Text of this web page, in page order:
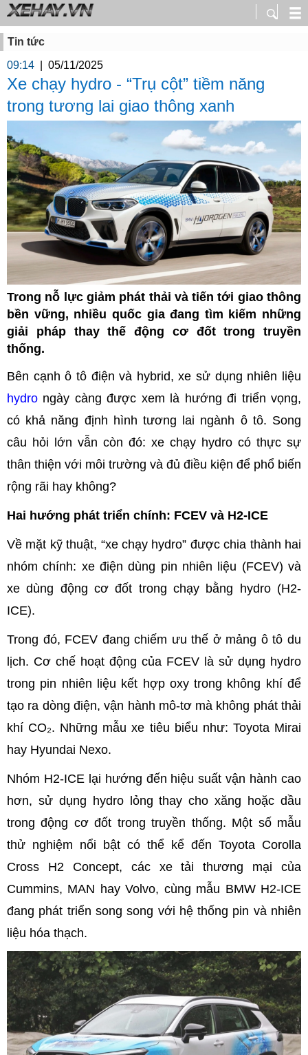
Tin tức
09:14
05/11/2025
Xe chạy hydro - “Trụ cột” tiềm năng
trong tương lai giao thông xanh
Trong nỗ lực giảm phát thải và tiến tới giao thông
bền vững, nhiều quốc gia đang tìm kiếm những
giải pháp thay thế động cơ đốt trong truyền
thống.
Bên cạnh ô tô điện và hybrid, xe sử dụng nhiên liệu
hydro ngày càng được xem là hướng đi triển vọng,
có khả năng định hình tương lai ngành ô tô. Song
câu hỏi lớn vẫn còn đó: xe chạy hydro có thực sự
thân thiện với môi trường và đủ điều kiện để phổ biến
rộng rãi hay không?
Hai hướng phát triển chính: FCEV và H2-ICE
Về mặt kỹ thuật, “xe chạy hydro” được chia thành hai
nhóm chính: xe điện dùng pin nhiên liệu (FCEV) và
xe dùng động cơ đốt trong chạy bằng hydro (H2-
ICE).
Trong đó, FCEV đang chiếm ưu thế ở mảng ô tô du
lịch. Cơ chế hoạt động của FCEV là sử dụng hydro
trong pin nhiên liệu kết hợp oxy trong không khí để
tạo ra dòng điện, vận hành mô-tơ mà không phát thải
khí CO₂. Những mẫu xe tiêu biểu như: Toyota Mirai
hay Hyundai Nexo.
Nhóm H2-ICE lại hướng đến hiệu suất vận hành cao
hơn, sử dụng hydro lỏng thay cho xăng hoặc dầu
trong động cơ đốt trong truyền thống. Một số mẫu
thử nghiệm nổi bật có thể kể đến Toyota Corolla
Cross H2 Concept, các xe tải thương mại của
Cummins, MAN hay Volvo, cùng mẫu BMW H2-ICE
đang phát triển song song với hệ thống pin và nhiên
liệu hóa thạch.